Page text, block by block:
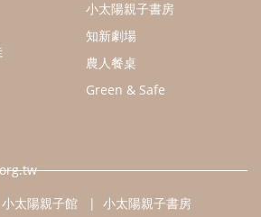
(週一～週五 9:00～18:00)
智慧財產權聲明
上)或 Google Chrome 版本瀏覽器
股份有限公司 版權所有 ©